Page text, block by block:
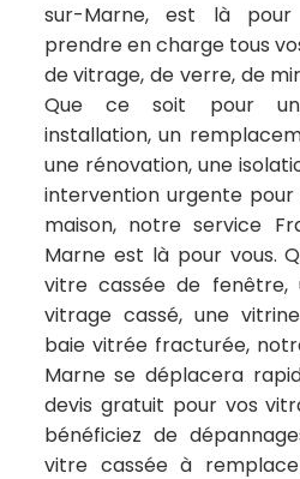
sur-Marne, est là pour
prendre en charge tous
de vitrage, de verre, de
Que ce soit pour un
installation, un
une rénovation, une
intervention urgente
maison, notre service
Marne est là pour vous.
vitre cassée de
vitrage cassé, une
baie vitrée fracturée,
Marne se déplacera
devis gratuit pour vos
bénéficiez de
vitre cassée à